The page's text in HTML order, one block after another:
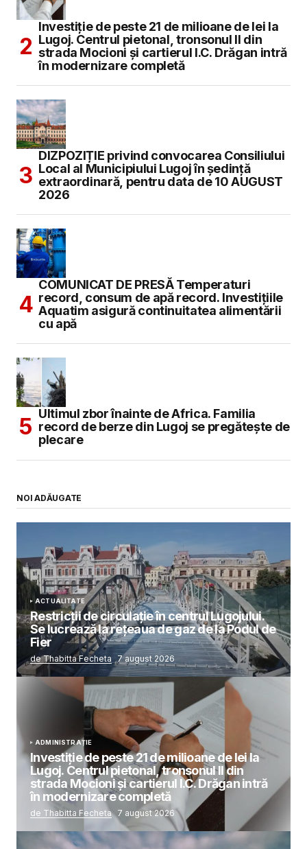
Investiție de peste 21 de milioane de lei la
Lugoj. Centrul pietonal, tronsonul II din
strada Mocioni și cartierul I.C. Drăgan intră
în modernizare completă
DIZPOZIȚIE privind convocarea Consiliului
Local al Municipiului Lugoj în şedinţă
extraordinară, pentru data de 10 AUGUST
2026
COMUNICAT DE PRESĂ Temperaturi
record, consum de apă record. Investițiile
Aquatim asigură continuitatea alimentării
cu apă
Ultimul zbor înainte de Africa. Familia
record de berze din Lugoj se pregătește de
plecare
NOI ADĂUGATE
ACTUALITATE
Restricții de circulație în centrul Lugojului.
Se lucrează la rețeaua de gaz de la Podul de
Fier
de Thabitta Fecheta 7 august 2026
ADMINISTRAȚIE
Investiție de peste 21 de milioane de lei la
Lugoj. Centrul pietonal, tronsonul II din
strada Mocioni și cartierul I.C. Drăgan intră
în modernizare completă
de Thabitta Fecheta 7 august 2026